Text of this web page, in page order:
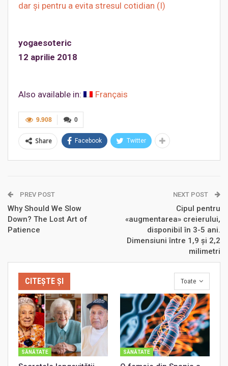
dar şi pentru a evita stresul cotidian (I)
yogaesoteric
12 aprilie 2018
Also available in: Français
0
9.908
Share Facebook Twitter
PREV POST
Why Should We Slow
Down? The Lost Art of
Patience
NEXT POST
Cipul pentru
«augmentarea» creierului,
disponibil în 3-5 ani.
Dimensiuni între 1,9 şi 2,2
milimetri
Toate
CITEȘTE ȘI
SĂNĂTATE SĂNĂTATE